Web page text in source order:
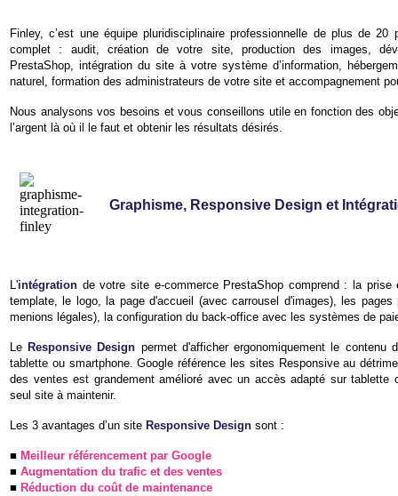
Finley, c’est une équipe pluridisciplinaire professionnelle de plus de
complet : audit, création de votre site, production des images,
PrestaShop, intégration du site à votre système d’information,
naturel, formation des administrateurs de votre site et accompagnement
Nous analysons vos besoins et vous conseillons utile en fonction des
l’argent là où il le faut et obtenir les résultats désirés.
Graphisme, Responsive Design et
L'intégration de votre site e-commerce PrestaShop comprend : la
template, le logo, la page d'accueil (avec carrousel d'images), les
menions légales), la configuration du back-office avec les systèmes de
Le Responsive Design permet d'afficher ergonomiquement le contenu
tablette ou smartphone. Google référence les sites Responsive au
des ventes est grandement amélioré avec un accès adapté sur tablette
seul site à maintenir.
Les 3 avantages d’un site Responsive Design sont :
■ Meilleur référencement par Google
■ Augmentation du trafic et des ventes
■ Réduction du coût de maintenance